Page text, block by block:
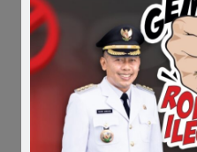
bersinergi mengatasi
Ponorogo terbilang
stunting dari 21 persen
selama empat tahun.
akhirnya mendapat